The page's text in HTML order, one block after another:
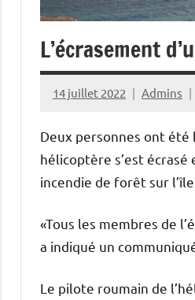
L’écrasement
14 juillet 2022 Admins
Deux personnes ont
hélicoptère s’est
incendie de forêt sur
«Tous les membres de
a indiqué un
Le pilote roumain de